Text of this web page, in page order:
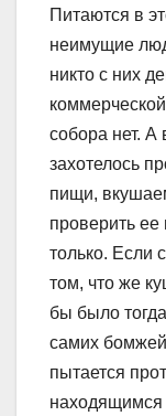
Питаются в
неимущие
никто с них
собора нет. А
захотелось
пищи,
проверить ее
только. Если
том, что же
бы было
самих
пытается
находящимся